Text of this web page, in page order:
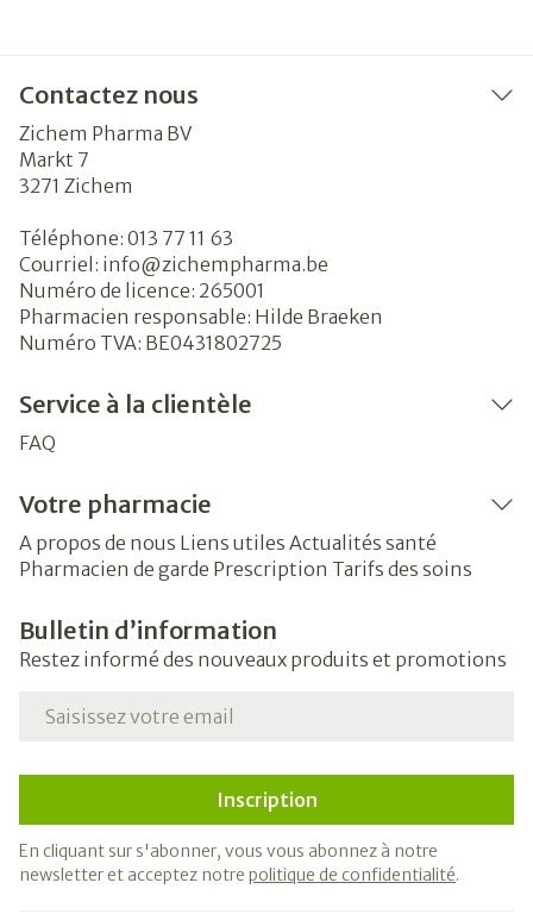
Contactez nous
Zichem Pharma BV
Markt 7
3271 Zichem
Téléphone: 013 77 11 63
Courriel: info@zichempharma.be
Numéro de licence: 265001
Pharmacien responsable: Hilde Braeken
Numéro TVA: BE0431802725
Service à la clientèle
FAQ
Votre pharmacie
A propos de nous Liens utiles Actualités santé
Pharmacien de garde Prescription Tarifs des soins
Bulletin d’information
Restez informé des nouveaux produits et promotions
Adresse mail
Inscription
En cliquant sur s'abonner, vous vous abonnez à notre
newsletter et acceptez notre politique de confidentialité.